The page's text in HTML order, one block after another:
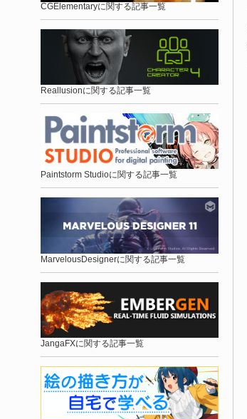
CGElementaryに関する記事一覧
Reallusionに関する記事一覧
Paintstorm Studioに関する記事一覧
MarvelousDesignerに関する記事一覧
JangaFXに関する記事一覧